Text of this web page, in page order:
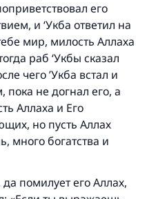
его
и ‘Укба ответил на
мир, милость Аллаха
раб ‘Укбы сказал
чего ’Укба встал и
пока не догнал его, а
Аллаха и Его
но пусть Аллах
много богатства и
помилует его Аллах,
ответы Умме
мир ему и
сказал:
(полагается) такая
его»
№ 1893).
сейчас!